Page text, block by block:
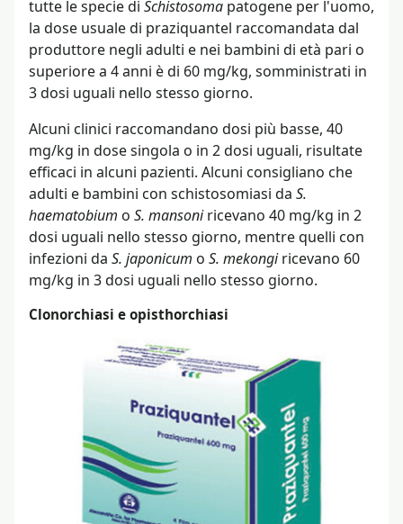
tutte le specie di Schistosoma patogene per l'uomo,
la dose usuale di praziquantel raccomandata dal
produttore negli adulti e nei bambini di età pari o
superiore a 4 anni è di 60 mg/kg, somministrati in
3 dosi uguali nello stesso giorno.
Alcuni clinici raccomandano dosi più basse, 40
mg/kg in dose singola o in 2 dosi uguali, risultate
efficaci in alcuni pazienti. Alcuni consigliano che
adulti e bambini con schistosomiasi da S.
haematobium o S. mansoniricevano 40 mg/kg in 2
dosi uguali nello stesso giorno, mentre quelli con
infezioni da S. japonicum o S. mekongiricevano 60
mg/kg in 3 dosi uguali nello stesso giorno.
Clonorchiasi e opisthorchiasi